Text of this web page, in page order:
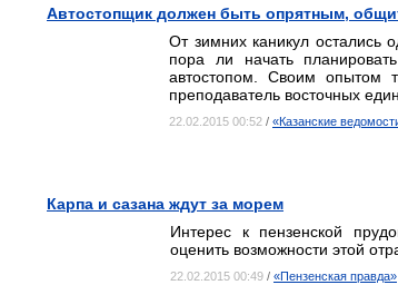
Автостопщик должен быть опрятным,
От зимних каникул остались
пора ли начать
автостопом. Своим опытом
преподаватель восточных
22.02.2015 00:52 / «Казанские
Карпа и сазана ждут за морем
Интерес к пензенской
оценить возможности этой
22.02.2015 00:49 / «Пензенская правда»